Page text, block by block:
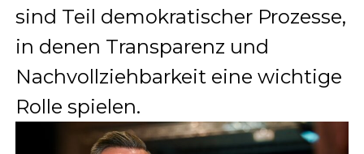
sind Teil demokratischer Prozesse,
in denen Transparenz und
Nachvollziehbarkeit eine wichtige
Rolle spielen.